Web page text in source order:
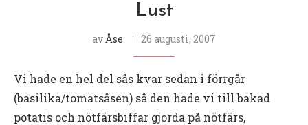
Lust
av Åse 26 augusti, 2007
Vi hade en hel del sås kvar sedan i förrgår
(basilika/tomatsåsen) så den hade vi till bakad
potatis och nötfärsbiffar gjorda på nötfärs,